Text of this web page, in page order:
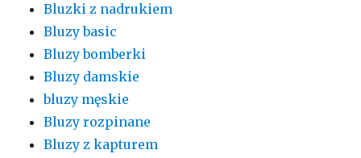
Bluzki z nadrukiem
Bluzy basic
Bluzy bomberki
Bluzy damskie
bluzy męskie
Bluzy rozpinane
Bluzy z kapturem